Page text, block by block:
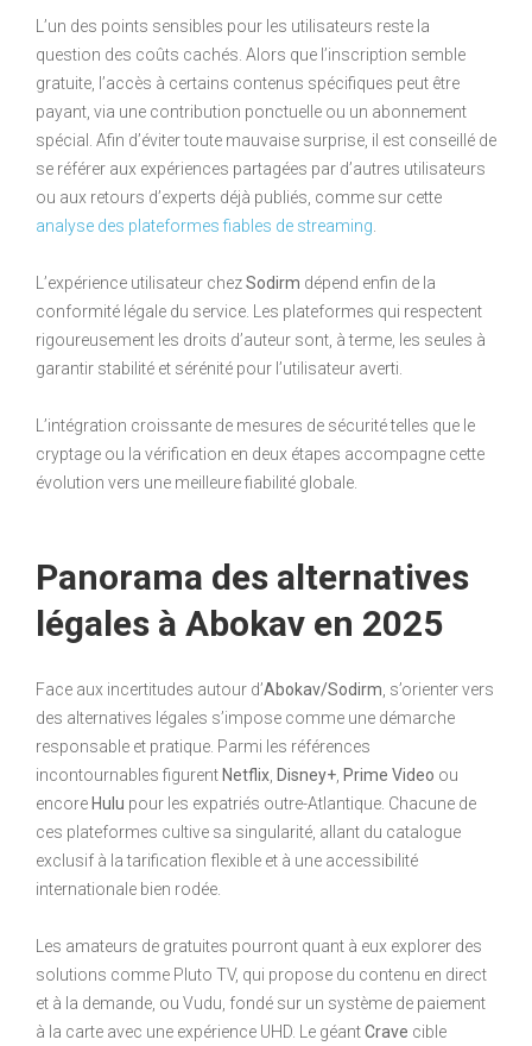
L’un des points sensibles pour les utilisateurs reste la
question des coûts cachés. Alors que l’inscription semble
gratuite, l’accès à certains contenus spécifiques peut être
payant, via une contribution ponctuelle ou un abonnement
spécial. Afin d’éviter toute mauvaise surprise, il est conseillé de
se référer aux expériences partagées par d’autres utilisateurs
ou aux retours d’experts déjà publiés, comme sur cette
analyse des plateformes fiables de streaming
L’expérience utilisateur chezSodirm dépend enfin de la
conformité légale du service. Les plateformes qui respectent
rigoureusement les droits d’auteur sont, à terme, les seules à
garantir stabilité et sérénité pour l’utilisateur averti.
L’intégration croissante de mesures de sécurité telles que le
cryptage ou la vérification en deux étapes accompagne cette
évolution vers une meilleure fiabilité globale.
Panorama des alternatives
légales à Abokav en 2025
Face aux incertitudes autour d’Abokav/Sodirm , s’orienter vers
des alternatives légales s’impose comme une démarche
responsable et pratique. Parmi les références
incontournables figurent Netflix Disney+ Prime Video ou
encore Hulu pour les expatriés outre-Atlantique. Chacune de
ces plateformes cultive sa singularité, allant du catalogue
exclusif à la tarification flexible et à une accessibilité
internationale bien rodée.
Les amateurs de gratuites pourront quant à eux explorer des
solutions comme Pluto TV, qui propose du contenu en direct
et à la demande, ou Vudu, fondé sur un système de paiement
à la carte avec une expérience UHD. Le géantCrave cible